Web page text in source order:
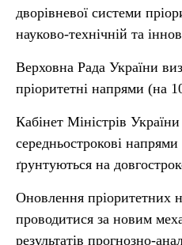
дворівневої системи
науково-технічній та
Верховна Рада України
пріоритетні напрями (на
Кабінет Міністрів
середньострокові
ґрунтуються на
Оновлення пріоритетних
проводитися за новим
результатів прогнозно-